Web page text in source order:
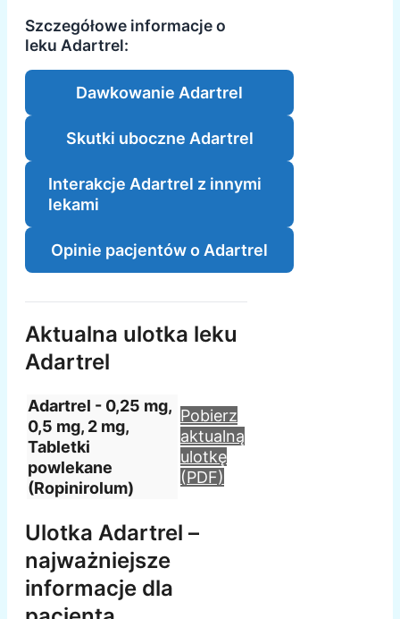
Szczegółowe informacje o
leku Adartrel:
Dawkowanie Adartrel
Skutki uboczne Adartrel
Interakcje Adartrel z innymi
lekami
Opinie pacjentów o Adartrel
Aktualna ulotka leku
Adartrel
Adartrel - 0,25 mg,
0,5 mg, 2 mg,
Tabletki
powlekane
(Ropinirolum)
Pobierz
aktualną
ulotkę
(PDF)
Ulotka Adartrel –
najważniejsze
informacje dla